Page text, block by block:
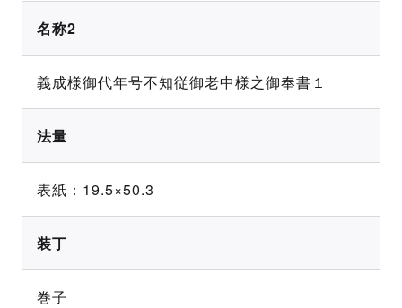
名称2
義成様御代年号不知従御老中様之御奉書１
法量
表紙：19.5×50.3
装丁
巻子